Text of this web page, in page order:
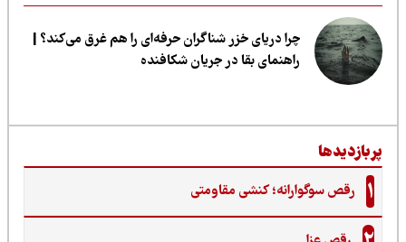
چرا دریای خزر شناگران حرفه‌ای را هم غرق می‌کند؟ |
راهنمای بقا در جریان شکافنده
رقص سوگوارانه؛ کنشی مقاومتی